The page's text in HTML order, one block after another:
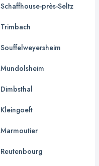
Schaffhouse-près-Seltz
Trimbach
Souffelweyersheim
Mundolsheim
Dimbsthal
Kleingoeft
Marmoutier
Reutenbourg